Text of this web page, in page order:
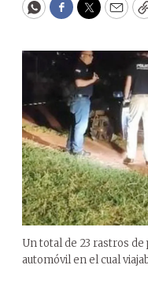
WhatsApp
Facebook
Twitter
Un total de 23 rastros
automóvil en el cual